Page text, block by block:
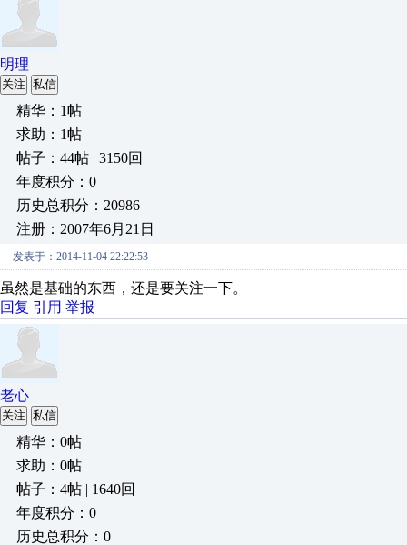
明理
关注 私信
精华：1帖
求助：1帖
帖子：44帖 | 3150回
年度积分：0
历史总积分：20986
注册：2007年6月21日
发表于：2014-11-04 22:22:53
虽然是基础的东西，还是要关注一下。
回复 引用 举报
老心
关注 私信
精华：0帖
求助：0帖
帖子：4帖 | 1640回
年度积分：0
历史总积分：0